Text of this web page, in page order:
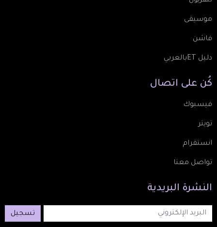
موسيقى
فاشن
دليل ETبالعربي
كُن على اتصال
فيسبوك
تويتر
انستقرام
تواصل معنا
النشرة البريدية
تسجيل